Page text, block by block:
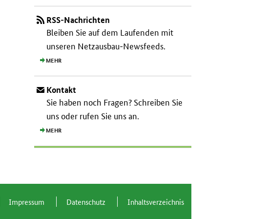
RSS-Nachrichten
Bleiben Sie auf dem Laufenden mit
unseren Netzausbau-Newsfeeds.
MEHR
Kontakt
Sie haben noch Fragen? Schreiben Sie
uns oder rufen Sie uns an.
MEHR
Im­pres­s­um Da­ten­schutz In­halts­ver­zeich­nis